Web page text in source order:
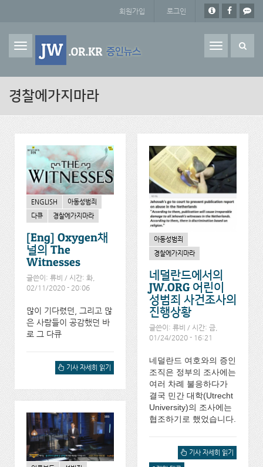
회원가입 로그인
Toggle
navigation
경찰에가지마라
ENGLISH
아동성범죄
다큐
경찰에가지마라
[Eng] Oxygen채
널의 The
Witnesses
글쓴이: 류비 / 시간: 화,
02/11/2020 - 20:06
많이 기다렸던, 그리고 많
은 사람들이 공감했던 바
로 그 다큐
[ENG] OXYGEN채널의
THE WITNESSES에 대해서
기사 자세히 읽기
아동성범죄
경찰에가지마라
네덜란드에서의
JW.ORG 어린이
성범죄 사건조사의
진행상황
글쓴이: 류비 / 시간: 금,
01/24/2020 - 16:21
네덜란드 여호와의 증인
조직은 정부의 조사에는
여러 차례 불응하다가
결국 민간 대학(Utrecht
University)의 조사에는
협조하기로 했었습니다.
네덜란드에서의 JW.ORG
어린이 성범죄 사건조사의
기사 자세히 읽기